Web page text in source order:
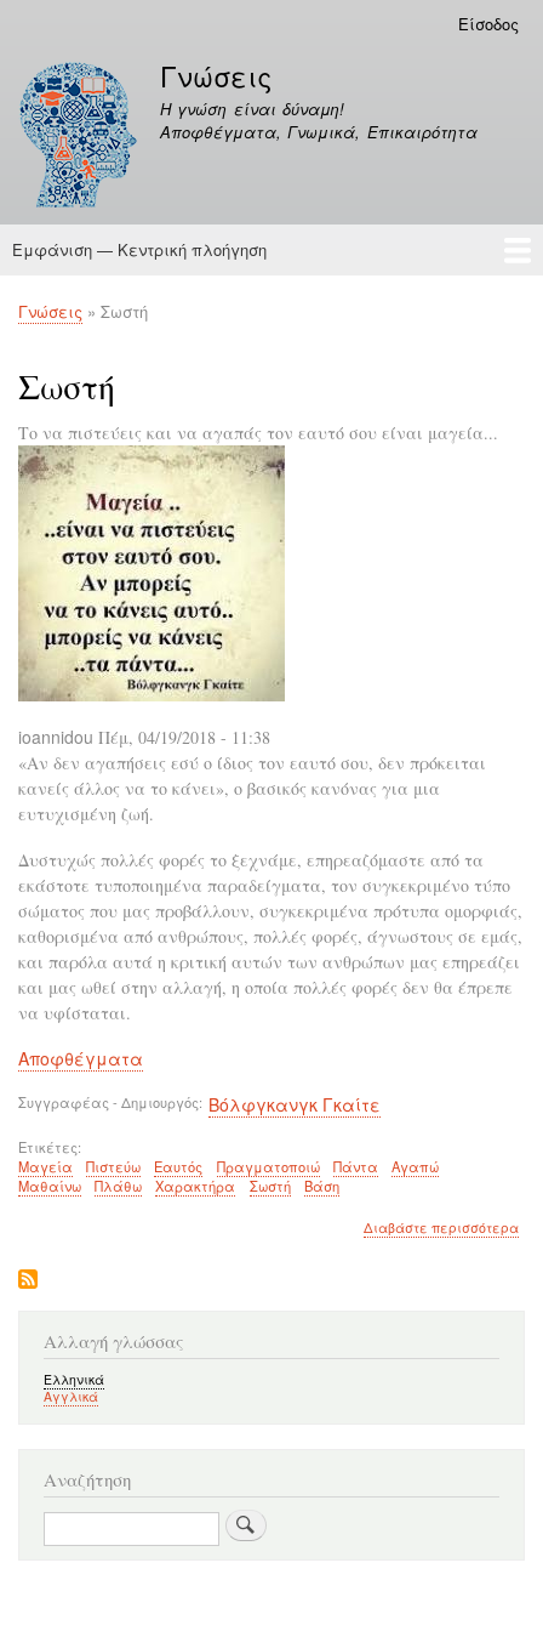
περιεχόμενο
λογαριασμού
χρήστη
Είσοδος
Γνώσεις
Η γνώση είναι δύναμη!
Αποφθέγματα, Γνωμικά, Επικαιρότητα
Κεντρική
Εμφάνιση — Κεντρική πλοήγηση
Γνώσεις
Αποφθέγματα
Breadcrumb
Γνώσεις Σωστή
Σωστή
Το να πιστεύεις και να αγαπάς τον εαυτό σου είναι μαγεία...
ioannidou Πέμ, 04/19/2018 - 11:38
«Αν δεν αγαπήσεις εσύ ο ίδιος τον εαυτό σου, δεν πρόκειται
κανείς άλλος να το κάνει», ο βασικός κανόνας για μια
ευτυχισμένη ζωή.
Δυστυχώς πολλές φορές το ξεχνάμε, επηρεαζόμαστε από τα
εκάστοτε τυποποιημένα παραδείγματα, τον συγκεκριμένο τύπο
σώματος που μας προβάλλουν, συγκεκριμένα πρότυπα ομορφιάς,
καθορισμένα από ανθρώπους, πολλές φορές, άγνωστους σε εμάς,
και παρόλα αυτά η κριτική αυτών των ανθρώπων μας επηρεάζει
και μας ωθεί στην αλλαγή, η οποία πολλές φορές δεν θα έπρεπε
να υφίσταται.
Αποφθέγματα
Συγγραφέας - Δημιουργός Βόλφγκανγκ Γκαίτε
Ετικέτες
Μαγεία
Πιστεύω Εαυτός Πραγματοποιώ Πάντα
Αγαπώ
Μαθαίνω
Πλάθω Χαρακτήρα Σωστή Βάση
Διαβάστε περισσότεραγια
Αλλαγή γλώσσας
Ελληνικά
Αγγλικά
Αναζήτηση
Αναζήτηση